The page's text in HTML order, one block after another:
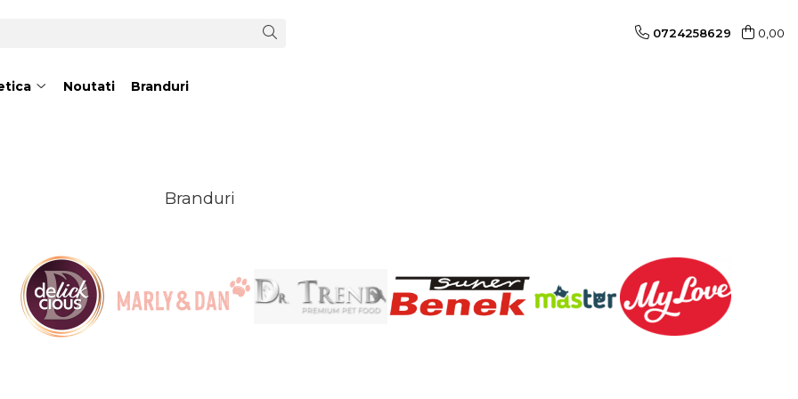
0724258629 0,00
Noutati Branduri
Branduri